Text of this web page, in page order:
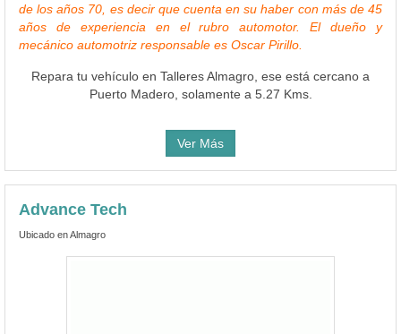
de los años 70, es decir que cuenta en su haber con más de 45
años de experiencia en el rubro automotor. El dueño y
mecánico automotriz responsable es Oscar Pirillo.
Repara tu vehículo en Talleres Almagro, ese está cercano a
Puerto Madero, solamente a 5.27 Kms.
Ver Más
Advance Tech
Ubicado en Almagro